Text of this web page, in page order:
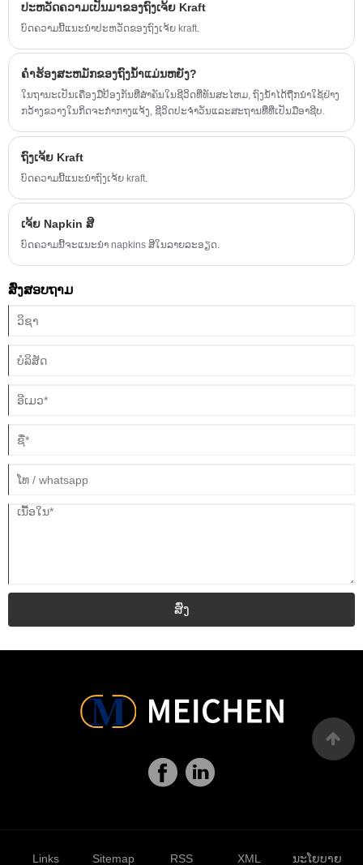
ປະຫວັດຄວາມເປັນມາຂອງຖົງເຈ້ຍ Kraft
ບົດຄວາມນີ້ແນະນໍາປະຫວັດຂອງຖົງເຈ້ຍ kraft.
ຄໍາຮ້ອງສະຫມັກຂອງຖົງນ້ໍາແມ່ນຫຍັງ?
ໃນຖານະເປັນເຄື່ອງມືປ້ອງກັນທີ່ສໍາຄັນໃນຊີວິດທີ່ທັນສະໄຫມ, ຖົງນ້ໍາໄດ້ຖືກນໍາໃຊ້ຢ່າງ
ກວ້າງຂວາງໃນກິດຈະກໍາກາງແຈ້ງ, ຊີວິດປະຈໍາວັນແລະສະຖານທີ່ທີ່ເປັນມືອາຊີບ.
ຖົງເຈ້ຍ Kraft
ບົດຄວາມນີ້ແນະນໍາຖົງເຈ້ຍ kraft.
ເຈ້ຍ Napkin ສີ
ບົດຄວາມນີ້ຈະແນະນໍາ napkins ສີໃນລາຍລະອຽດ.
ສົ່ງສອບຖາມ
ສົ່ງ
Links Sitemap RSS XML ນະໂຍບາຍ